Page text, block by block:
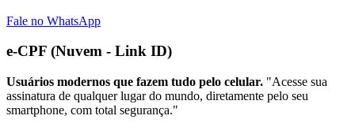
Fale no WhatsApp
e-CPF (Nuvem - Link ID)
Usuários modernos que fazem tudo pelo celular. "Acesse sua
assinatura de qualquer lugar do mundo, diretamente pelo seu
smartphone, com total segurança."